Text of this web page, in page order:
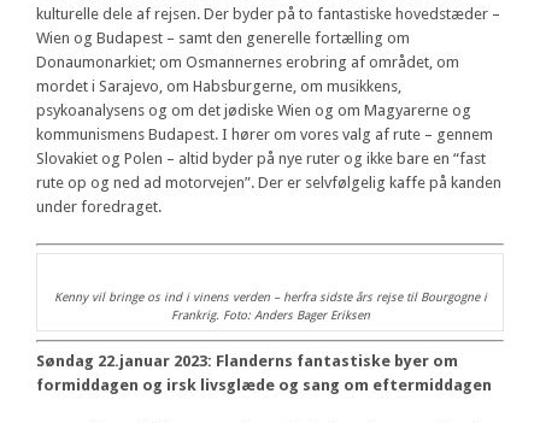
kulturelle dele af rejsen. Der byder på to fantastiske hovedstæder –
Wien og Budapest – samt den generelle fortælling om
Donaumonarkiet; om Osmannernes erobring af området, om
mordet i Sarajevo, om Habsburgerne, om musikkens,
psykoanalysens og om det jødiske Wien og om Magyarerne og
kommunismens Budapest. I hører om vores valg af rute – gennem
Slovakiet og Polen – altid byder på nye ruter og ikke bare en “fast
rute op og ned ad motorvejen”. Der er selvfølgelig kaffe på kanden
under foredraget.
Kenny vil bringe os ind i vinens verden – herfra sidste års rejse til Bourgogne i
Frankrig. Foto: Anders Bager Eriksen
Søndag 22.januar 2023: Flanderns fantastiske byer om
formiddagen og irsk livsglæde og sang om eftermiddagen